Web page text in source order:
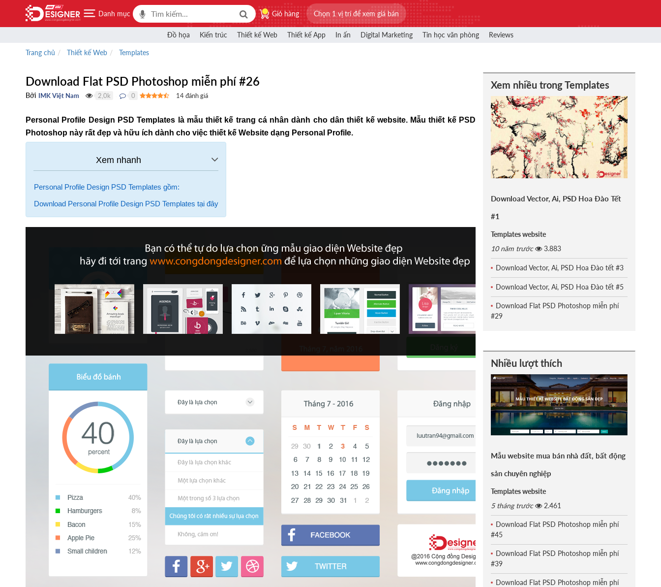
Danh mục Giỏ hàng Chọn 1 vị trí để xem giá bán
Đồ họa Kiến trúc Thiết kế Web Thiết kế App In ấn Digital Marketing Tin học văn phòng Reviews
Trang chủ Thiết kế Web Templates
Download Flat PSD Photoshop miễn phí #26
Bởi IMK Việt Nam 2,0k 0 14đánh giá
Personal Profile Design PSD Templates là mẫu thiết kế trang cá nhân dành cho dân thiết kế website. Mẫu thiết kế PSD
Photoshop này rất đẹp và hữu ích dành cho việc thiết kế Website dạng Personal Profile.
Personal Profile Design PSD Templates gồm:
Download Personal Profile Design PSD Templates tại đây
Xem nhiều trong Templates
Download Vector, Ai, PSD Hoa Đào Tết
#1
Templates website
10 năm trước
3.883
Download Vector, Ai, PSD Hoa Đào tết #3
Download Vector, Ai, PSD Hoa Đào tết #5
Download Flat PSD Photoshop miễn phí
#29
Nhiều lượt thích
Mẫu website mua bán nhà đất, bất động
sản chuyên nghiệp
Templates website
5 tháng trước
2.461
Download Flat PSD Photoshop miễn phí
#45
Download Flat PSD Photoshop miễn phí
#39
Download Flat PSD Photoshop miễn phí